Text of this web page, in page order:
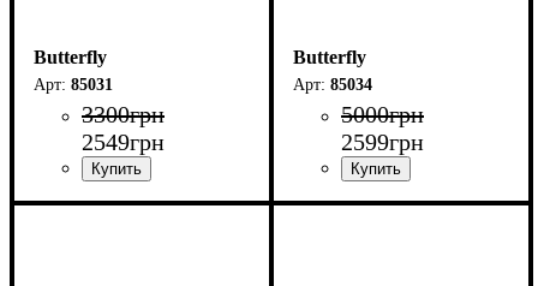
Butterfly
85031
3300грн
2549грн
Butterfly
85034
5000грн
2599грн